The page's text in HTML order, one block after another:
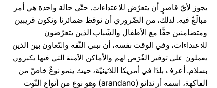
يجوز لأيّ قاصرٍ أن يتعرّض للاعتداءات. حتّى حالة واحدة هي أمر
مبالَغٌ فيه. لذلك، من الضّروري أن نوقظ ضمائرنا ونكون قريبين
ومتضامنين حقًّا مع الأطفال والشّباب الذين يتعرّضون
للاعتداءات، وفي الوقت نفسه، أن نبني الثّقة والتّعاون بين الذين
يعملون على توفير الفُرَص لهم والأماكن الآمنة التي فيها يكبرون
بسلام. أعرف بلدًا في أمريكا اللاتينيّة، حيث ينمو نوعٌ خاصّ من
الفاكهة، اسمه أراندانو (arandano) وهو نوع من أنواع التّوت